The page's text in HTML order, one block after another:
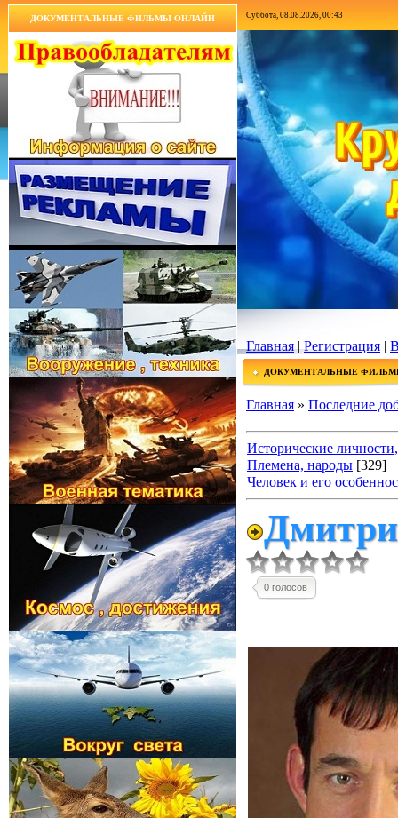
ДОКУМЕНТАЛЬНЫЕ ФИЛЬМЫ ОНЛАЙН Суббота, 08.08.2026, 00:43
Главная|Регистрация |
ДОКУМЕНТАЛЬНЫЕ
Главная » Последние
Исторические
Племена, народы [329]
Человек и его
0 голосов